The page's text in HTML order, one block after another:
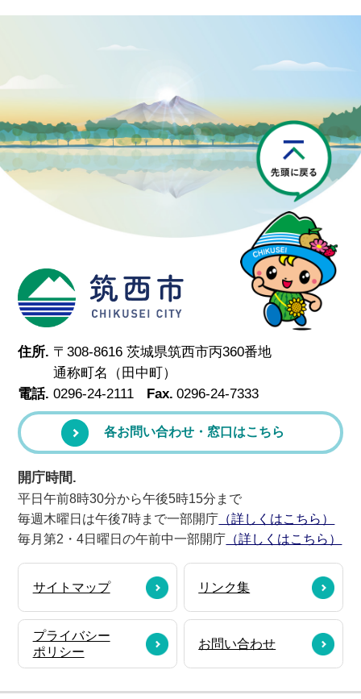
筑西市
住所. 〒308-8616 茨城県筑西市丙360番地
通称町名（田中町）
電話. 0296-24-2111 Fax. 0296-24-7333
各お問い合わせ・窓口はこちら
開庁時間.
平日午前8時30分から午後5時15分まで
毎週木曜日は午後7時まで一部開庁 （詳しくはこちら）
毎月第2・4日曜日の午前中一部開庁 （詳しくはこちら）
サイトマップ リンク集
プライバシー
ポリシー
お問い合わせ